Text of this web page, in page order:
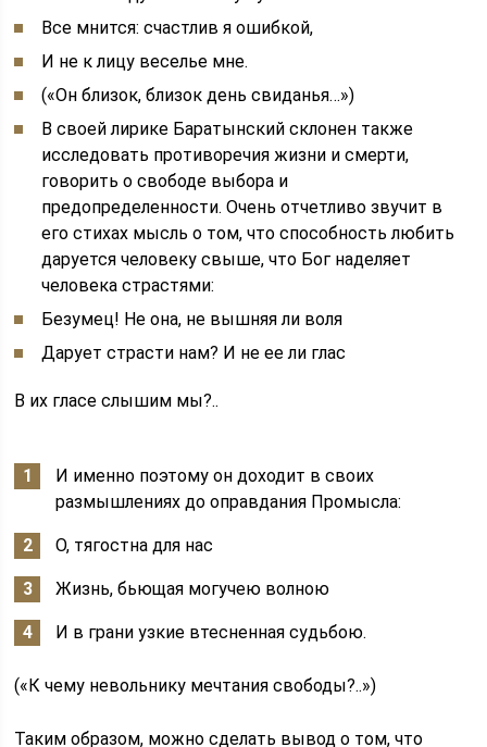
Все мнится: счастлив я ошибкой,
И не к лицу веселье мне.
(«Он близок, близок день свиданья…»)
В своей лирике Баратынский склонен также
исследовать противоречия жизни и смерти,
говорить о свободе выбора и
предопределенности. Очень отчетливо звучит в
его стихах мысль о том, что способность любить
даруется человеку свыше, что Бог наделяет
человека страстями:
Безумец! Не она, не вышняя ли воля
Дарует страсти нам? И не ее ли глас
В их гласе слышим мы?..
И именно поэтому он доходит в своих
размышлениях до оправдания Промысла:
О, тягостна для нас
Жизнь, бьющая могучею волною
И в грани узкие втесненная судьбою.
(«К чему невольнику мечтания свободы?..»)
Таким образом, можно сделать вывод о том, что